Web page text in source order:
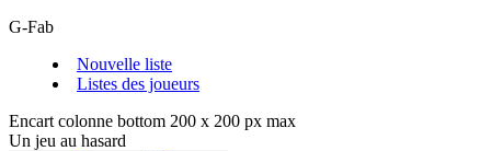
G-Fab
Nouvelle liste
Listes des joueurs
Encart colonne bottom 200 x 200 px max
Un jeu au hasard